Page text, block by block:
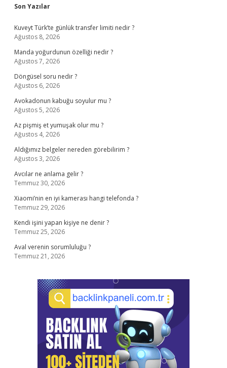
Sidebar
Son Yazılar
Kuveyt Türk’te günlük transfer limiti nedir ?
Ağustos 8, 2026
Manda yoğurdunun özelliği nedir ?
Ağustos 7, 2026
Döngüsel soru nedir ?
Ağustos 6, 2026
Avokadonun kabuğu soyulur mu ?
Ağustos 5, 2026
Az pişmiş et yumuşak olur mu ?
Ağustos 4, 2026
Aldığımız belgeler nereden görebilirim ?
Ağustos 3, 2026
Avcılar ne anlama gelir ?
Temmuz 30, 2026
Xiaomi’nin en iyi kamerası hangi telefonda ?
Temmuz 29, 2026
Kendi işini yapan kişiye ne denir ?
Temmuz 25, 2026
Aval verenin sorumluluğu ?
Temmuz 21, 2026